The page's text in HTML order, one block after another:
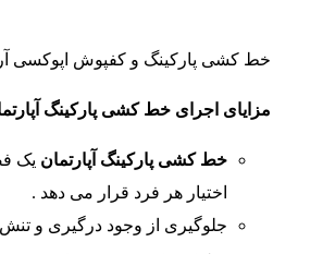
خط کشی پارکینگ و کفپوش اپوکسی
مزایای اجرای خط کشی پارکینگ
خط کشی پارکینگ آپارتمان یک
اختیار هر فرد قرار می دهد .
جلوگیری از وجود درگیری و